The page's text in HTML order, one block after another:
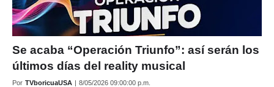
Se acaba “Operación Triunfo”: así serán los
últimos días del reality musical
Por TVboricuaUSA | 8/05/2026 09:00:00 p.m.